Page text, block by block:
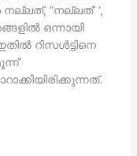
”നല്ലത്’ ‘,
ഒന്നായി
റിസള്‍ട്ടിനെ